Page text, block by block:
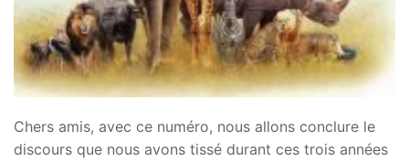
Chers amis, avec ce numéro, nous allons conclure le
discours que nous avons tissé durant ces trois années